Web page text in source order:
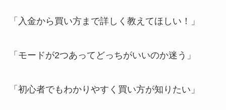
「入金から買い方まで詳しく教えてほしい！」
「モードが2つあってどっちがいいのか迷う」
「初心者でもわかりやすく買い方が知りたい」